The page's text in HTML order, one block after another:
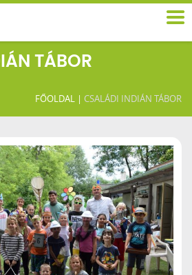
TÁBOR
FŐOLDAL | CSALÁDI INDIÁN TÁBOR